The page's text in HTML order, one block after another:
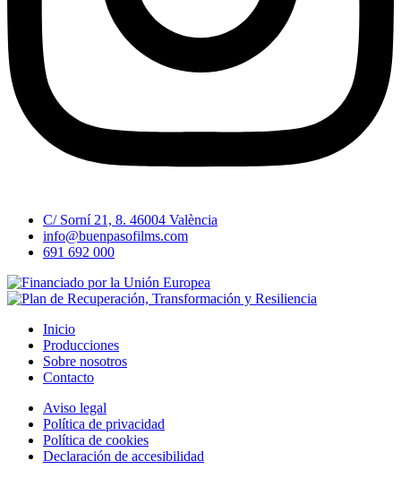
C/ Sorní 21, 8. 46004 València
info@buenpasofilms.com
691 692 000
Inicio
Producciones
Sobre nosotros
Contacto
Aviso legal
Política de privacidad
Política de cookies
Declaración de accesibilidad